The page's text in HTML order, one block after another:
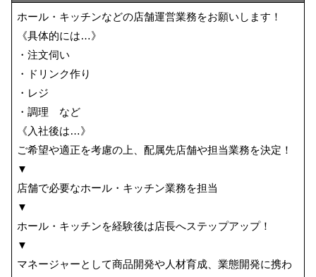
ホール・キッチンなどの店舗運営業務をお願いします！
《具体的には…》
・注文伺い
・ドリンク作り
・レジ
・調理 など
《入社後は…》
ご希望や適正を考慮の上、配属先店舗や担当業務を決定！
▼
店舗で必要なホール・キッチン業務を担当
▼
ホール・キッチンを経験後は店長へステップアップ！
▼
マネージャーとして商品開発や人材育成、業態開発に携わ